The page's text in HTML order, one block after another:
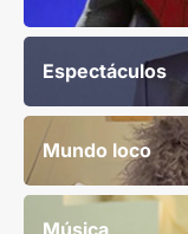
Espectáculos
Mundo loco
Música